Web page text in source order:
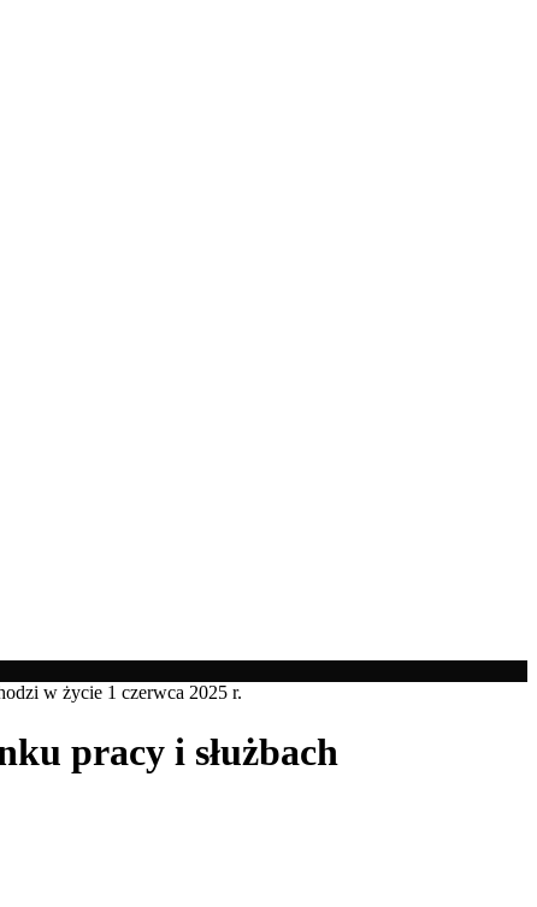
w życie 1 czerwca 2025 r.
pracy i służbach